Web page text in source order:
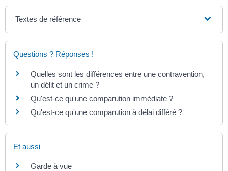
Textes de référence
Questions ? Réponses !
Quelles sont les différences entre une contravention,
un délit et un crime ?
Qu'est-ce qu'une comparution immédiate ?
Qu'est-ce qu'une comparution à délai différé ?
Et aussi
Garde à vue